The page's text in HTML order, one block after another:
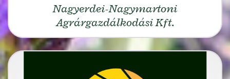
Nagyerdei-Nagymartoni
Agrárgazdálkodási Kft.